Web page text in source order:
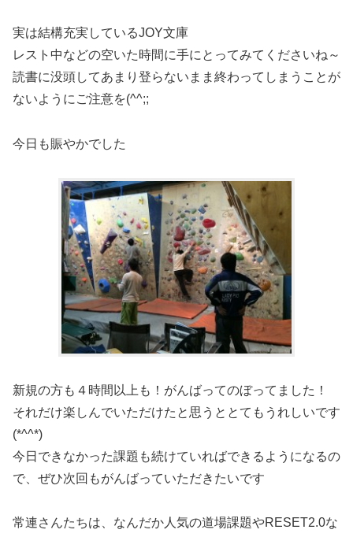
実は結構充実しているJOY文庫
レスト中などの空いた時間に手にとってみてくださいね～
読書に没頭してあまり登らないまま終わってしまうことが
ないようにご注意を(^^;;
今日も賑やかでした
新規の方も４時間以上も！がんばってのぼってました！
それだけ楽しんでいただけたと思うととてもうれしいです
(*^^*)
今日できなかった課題も続けていればできるようになるの
で、ぜひ次回もがんばっていただきたいです
常連さんたちは、なんだか人気の道場課題やRESET2.0な